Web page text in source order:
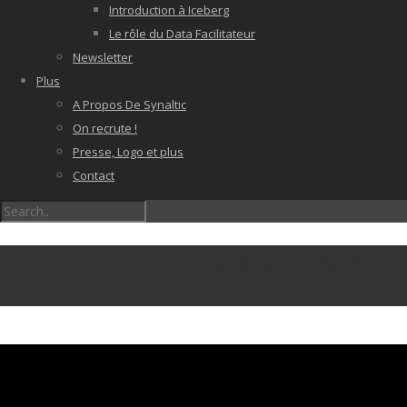
Introduction à Iceberg
Le rôle du Data Facilitateur
Newsletter
Plus
A Propos De Synaltic
On recrute !
Presse, Logo et plus
Contact
Enregistrement du 25 Février